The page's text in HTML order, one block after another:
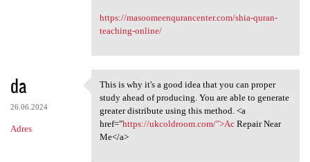
https://masoomeenqurancenter.com/shia-quran-
teaching-online/
da
26.06.2024
Adres
This is why it's a good idea
This is why it's a good idea that you can proper
study ahead of producing. You are able to generate
greater distribute using this method. <a
href="https://ukcoldroom.com/">AcRepair Near
Me</a>